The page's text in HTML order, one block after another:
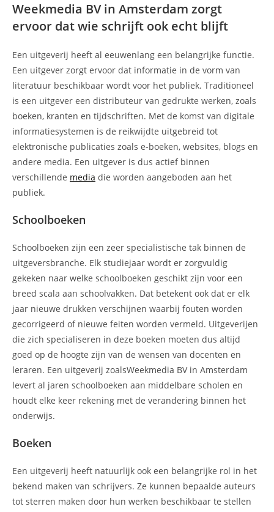
Weekmedia BV in Amsterdam zorgt
ervoor dat wie schrijft ook echt blijft
Een uitgeverij heeft al eeuwenlang een belangrijke functie.
Een uitgever zorgt ervoor dat informatie in de vorm van
literatuur beschikbaar wordt voor het publiek. Traditioneel
is een uitgever een distributeur van gedrukte werken, zoals
boeken, kranten en tijdschriften. Met de komst van digitale
informatiesystemen is de reikwijdte uitgebreid tot
elektronische publicaties zoals e-boeken, websites, blogs en
andere media. Een uitgever is dus actief binnen
verschillende media die worden aangeboden aan het
publiek.
Schoolboeken
Schoolboeken zijn een zeer specialistische tak binnen de
uitgeversbranche. Elk studiejaar wordt er zorgvuldig
gekeken naar welke schoolboeken geschikt zijn voor een
breed scala aan schoolvakken. Dat betekent ook dat er elk
jaar nieuwe drukken verschijnen waarbij fouten worden
gecorrigeerd of nieuwe feiten worden vermeld. Uitgeverijen
die zich specialiseren in deze boeken moeten dus altijd
goed op de hoogte zijn van de wensen van docenten en
leraren. Een uitgeverij zoalsWeekmedia BV in Amsterdam
levert al jaren schoolboeken aan middelbare scholen en
houdt elke keer rekening met de verandering binnen het
onderwijs.
Boeken
Een uitgeverij heeft natuurlijk ook een belangrijke rol in het
bekend maken van schrijvers. Ze kunnen bepaalde auteurs
tot sterren maken door hun werken beschikbaar te stellen